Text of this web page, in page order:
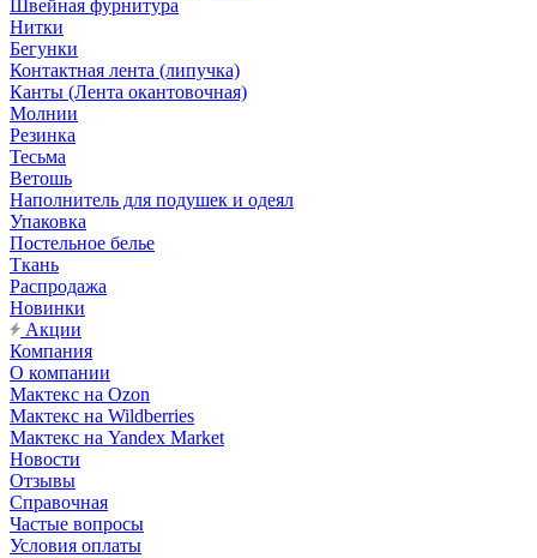
Швейная фурнитура
Нитки
Бегунки
Контактная лента (липучка)
Канты (Лента окантовочная)
Молнии
Резинка
Тесьма
Ветошь
Наполнитель для подушек и одеял
Упаковка
Постельное белье
Ткань
Распродажа
Новинки
Акции
Компания
О компании
Мактекс на Ozon
Мактекс на Wildberries
Мактекс на Yandex Market
Новости
Отзывы
Справочная
Частые вопросы
Условия оплаты